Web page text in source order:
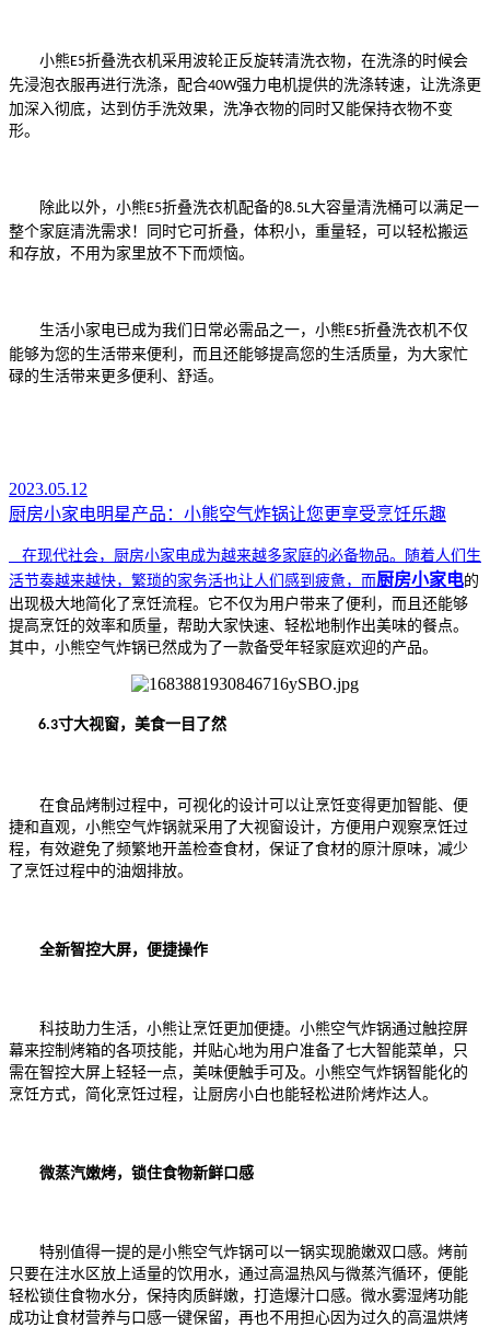
小熊E5折叠洗衣机采用波轮正反旋转清洗衣物，在洗涤的时候会
先浸泡衣服再进行洗涤，配合40W强力电机提供的洗涤转速，让洗涤更
加深入彻底，达到仿手洗效果，洗净衣物的同时又能保持衣物不变
形。
除此以外，小熊E5折叠洗衣机配备的8.5L大容量清洗桶可以满足一
整个家庭清洗需求！同时它可折叠，体积小，重量轻，可以轻松搬运
和存放，不用为家里放不下而烦恼。
生活小家电已成为我们日常必需品之一，小熊E5折叠洗衣机不仅
能够为您的生活带来便利，而且还能够提高您的生活质量，为大家忙
碌的生活带来更多便利、舒适。
2023.05.12
厨房小家电明星产品：小熊空气炸锅让您更享受烹饪乐趣
在现代社会，厨房小家电成为越来越多家庭的必备物品。随着人们生
活节奏越来越快，繁琐的家务活也让人们感到疲惫，而厨房小家电的
出现极大地简化了烹饪流程。它不仅为用户带来了便利，而且还能够
提高烹饪的效率和质量，帮助大家快速、轻松地制作出美味的餐点。
其中，小熊空气炸锅已然成为了一款备受年轻家庭欢迎的产品。
6.3寸大视窗，美食一目了然
在食品烤制过程中，可视化的设计可以让烹饪变得更加智能、便
捷和直观，小熊空气炸锅就采用了大视窗设计，方便用户观察烹饪过
程，有效避免了频繁地开盖检查食材，保证了食材的原汁原味，减少
了烹饪过程中的油烟排放。
全新智控大屏，便捷操作
科技助力生活，小熊让烹饪更加便捷。小熊空气炸锅通过触控屏
幕来控制烤箱的各项技能，并贴心地为用户准备了七大智能菜单，只
需在智控大屏上轻轻一点，美味便触手可及。小熊空气炸锅智能化的
烹饪方式，简化烹饪过程，让厨房小白也能轻松进阶烤炸达人。
微蒸汽嫩烤，锁住食物新鲜口感
特别值得一提的是小熊空气炸锅可以一锅实现脆嫩双口感。 烤前
只要在注水区放上适量的饮用水， 通过高温热风与微蒸汽循环 ， 便能
轻松锁住食物水分，保持肉质鲜嫩，打造爆汁口感。微水雾湿烤功能
成功让食材营养与口感一键保留，再也不用担心因为过久的高温烘烤